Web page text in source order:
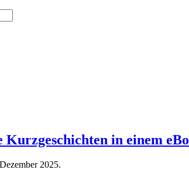
Kurzgeschichten in einem
2025.